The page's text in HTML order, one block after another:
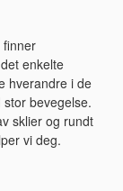
finner
enkelte
hverandre i de
bevegelse.
sklier og rundt
vi deg.